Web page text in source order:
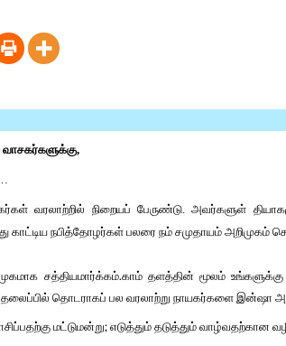
வரலாற்றில் நிறையப் பேருண்டு. அவர்களுள்
காட்டிய நபித்தோழர்கள் பலரை நம் சமுதாயம் அறிமுகம்
சத்தியமார்க்கம்.காம் தளத்தின் மூலம்
தொடராகப் பல வரலாற்று நாயகர்களை இன்ஷா
மட்டுமன்று; எடுத்தும் தடுத்தும் வாழ்வதற்கான